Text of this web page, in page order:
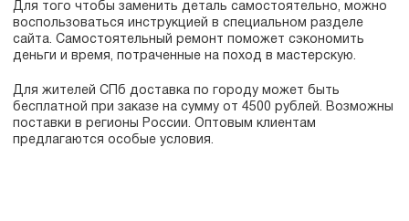
Для того чтобы заменить деталь самостоятельно, можно
воспользоваться инструкцией в специальном разделе
сайта. Самостоятельный ремонт поможет сэкономить
деньги и время, потраченные на поход в мастерскую.
Для жителей СПб доставка по городу может быть
бесплатной при заказе на сумму от 4500 рублей. Возможны
поставки в регионы России. Оптовым клиентам
предлагаются особые условия.